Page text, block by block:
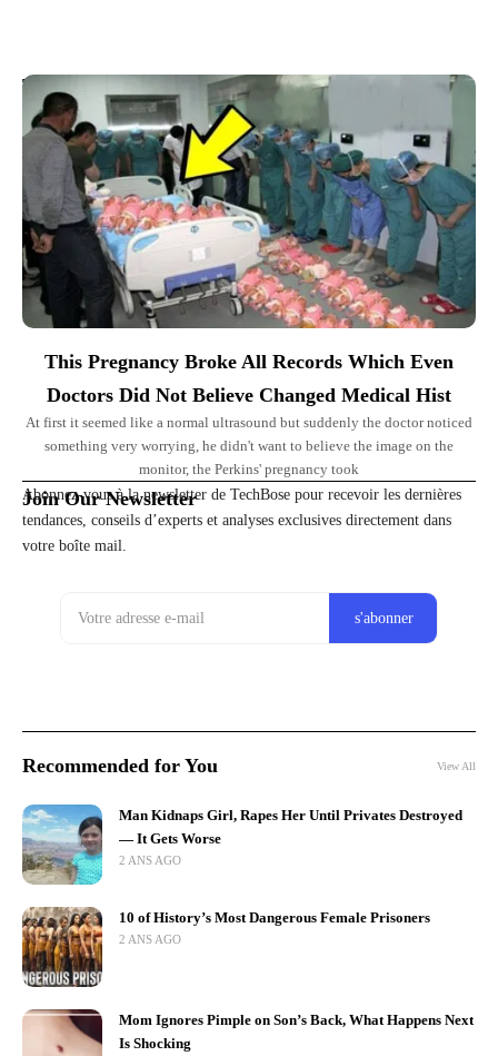
Top Picks for You
This Pregnancy Broke All Records Which Even
Doctors Did Not Believe Changed Medical Hist
At first it seemed like a normal ultrasound but suddenly the doctor noticed
something very worrying, he didn't want to believe the image on the
monitor, the Perkins' pregnancy took
Join Our Newsletter
Abonnez-vous à la newsletter de TechBose pour recevoir les dernières
tendances, conseils d’experts et analyses exclusives directement dans
votre boîte mail.
Recommended for You View All
Man Kidnaps Girl, Rapes Her Until Privates Destroyed
— It Gets Worse
2 ANS AGO
10 of History’s Most Dangerous Female Prisoners
2 ANS AGO
Mom Ignores Pimple on Son’s Back, What Happens Next
Is Shocking